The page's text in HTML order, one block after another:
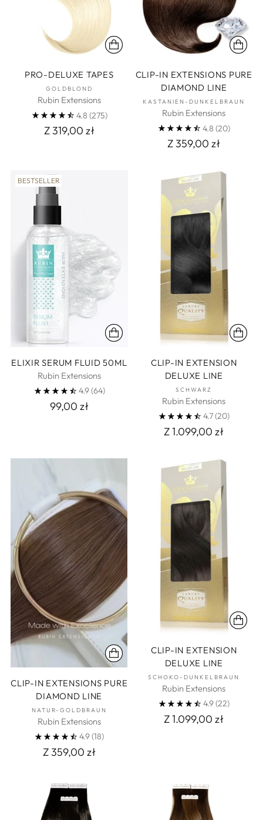
PRO-DELUXE TAPES
GOLDBLOND
Rubin Extensions
4.8 (275)
Z 319,00 zł
CLIP-IN EXTENSIONS PURE
DIAMOND LINE
KASTANIEN-DUNKELBRAUN
Rubin Extensions
4.8 (20)
Z 359,00 zł
BESTSELLER
ELIXIR SERUM FLUID 50ML
Rubin Extensions
4.9(64)
99,00 zł
CLIP-IN EXTENSION
DELUXE LINE
SCHWARZ
Rubin Extensions
4.7(20)
Z 1.099,00 zł
CLIP-IN EXTENSIONS PURE
DIAMOND LINE
NATUR-GOLDBRAUN
Rubin Extensions
4.9(18)
Z 359,00 zł
CLIP-IN EXTENSION
DELUXE LINE
SCHOKO-DUNKELBRAUN
Rubin Extensions
4.9(22)
Z 1.099,00 zł